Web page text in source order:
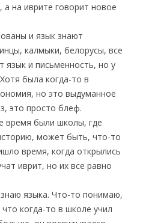
а на иврите говорит новое
и язык знают
калмыки, белорусы, все
язык и письменность, но у
была когда-то в
но это выдуманное
это просто блеф.
время были школы, где
может быть, что-то
время, когда открылись
иврит, но их все равно
языка. Что-то понимаю,
когда-то в школе учил